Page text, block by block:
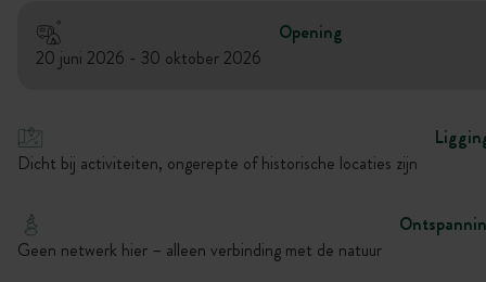
Opening
20 juni 2026 - 30 oktober 2026
Dicht bij activiteiten, ongerepte of historische locaties zijn
Geen netwerk hier – alleen verbinding met de natuur